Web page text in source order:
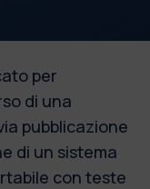
per
di una
pubblicazione
di un sistema
con teste